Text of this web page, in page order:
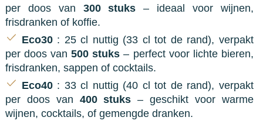
per doos van 300 stuks – ideaal voor wijnen,
frisdranken of koffie.
Eco30 : 25 cl nuttig (33 cl tot de rand), verpakt
per doos van500 stuks – perfect voor lichte bieren,
frisdranken, sappen of cocktails.
Eco40 : 33 cl nuttig (40 cl tot de rand), verpakt
per doos van 400 stuks – geschikt voor warme
wijnen, cocktails, of gemengde dranken.